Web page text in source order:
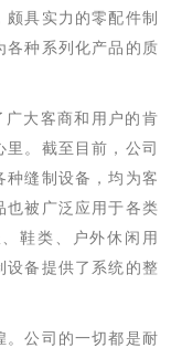
颇具实力 的零配件制
各种系列化产品的质
广大客商和用户 的肯
。截至目前，公司
种缝制设备 ，均 为客
也被 广泛应用于各类
鞋类、户外休闲用
设备提供了 系统的整
公司的一切都是耐